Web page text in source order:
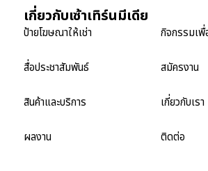
เกี่ยวกับเซ้าเทิร์นมีเดีย
ป้ายโฆษณาให้เช่า
สื่อประชาสัมพันธ์
สินค้าและบริการ
ผลงาน
กิจกรรมเ
สมัครงาน
เกี่ยวกับเรา
ติดต่อ